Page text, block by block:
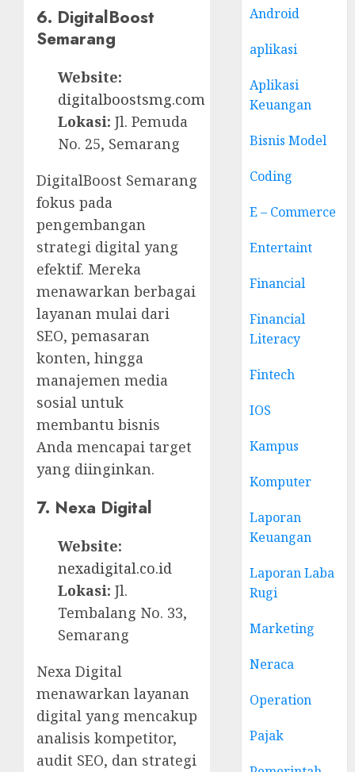
6. DigitalBoost
Semarang
Website:
digitalboostsmg.com
Lokasi: Jl. Pemuda
No. 25, Semarang
DigitalBoost Semarang
fokus pada
pengembangan
strategi digital yang
efektif. Mereka
menawarkan berbagai
layanan mulai dari
SEO, pemasaran
konten, hingga
manajemen media
sosial untuk
membantu bisnis
Anda mencapai target
yang diinginkan.
7. Nexa Digital
Website:
nexadigital.co.id
Lokasi: Jl.
Tembalang No. 33,
Semarang
Nexa Digital
menawarkan layanan
digital yang mencakup
analisis kompetitor,
audit SEO, dan strategi
Android
aplikasi
Aplikasi
Keuangan
Bisnis Model
Coding
E – Commerce
Entertaint
Financial
Financial
Literacy
Fintech
IOS
Kampus
Komputer
Laporan
Keuangan
Laporan Laba
Rugi
Marketing
Neraca
Operation
Pajak